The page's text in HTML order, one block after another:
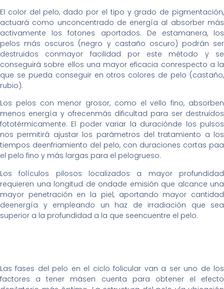
El color del pelo, dado por el tipo y grado de pigmentación,
actuará como unconcentrado de energía al absorber más
activamente los fotones aportados. De estamanera, los
pelos más oscuros (negro y castaño oscuro) podrán ser
destruidos conmayor facilidad por este método y se
conseguirá sobre ellos una mayor eficacia conrespecto a la
que se pueda conseguir en otros colores de pelo (castaño,
rubio).
Los pelos con menor grosor, como el vello fino, absorben
menos energía y ofrecenmás dificultad para ser destruidos
fototérmicamente. El poder variar la duraciónde los pulsos
nos permitirá ajustar los parámetros del tratamiento a los
tiempos deenfriamiento del pelo, con duraciones cortas paa
el pelo fino y más largas para el pelogrueso.
Los folículos pilosos localizados a mayor profundidad
requieren una longitud de ondade emisión que alcance una
mayor penetración en la piel, aportando mayor cantidad
deenergía y empleando un haz de irradiación que sea
superior a la profundidad a la que seencuentre el pelo.
Las fases del pelo en el ciclo folicular van a ser uno de los
factores a tener másen cuenta para obtener el efecto